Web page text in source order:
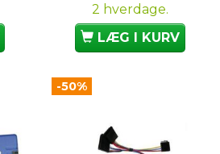
2 hverdage.
LÆG I KURV
-50%